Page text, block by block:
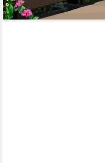
lieferbar - in 4-5 Werktagen bei dir